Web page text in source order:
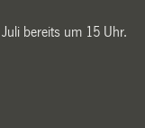
bereits um 15 Uhr.